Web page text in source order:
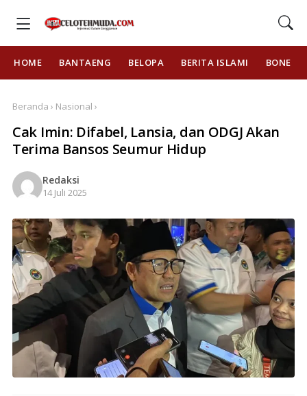
HOME BANTAENG BELOPA BERITA ISLAMI BONE
Beranda › Nasional ›
Cak Imin: Difabel, Lansia, dan ODGJ Akan
Terima Bansos Seumur Hidup
Redaksi
14 Juli 2025